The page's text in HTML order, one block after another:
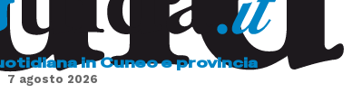
in Cuneo e provincia
7 agosto 2026